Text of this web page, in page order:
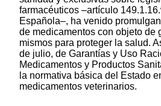
farmacéuticos ‒artículo
Española‒, ha venido
de medicamentos con objeto de
mismos para proteger la salud.
de julio, de Garantías y Uso
Medicamentos y Productos
la normativa básica del Estado
medicamentos veterinarios.